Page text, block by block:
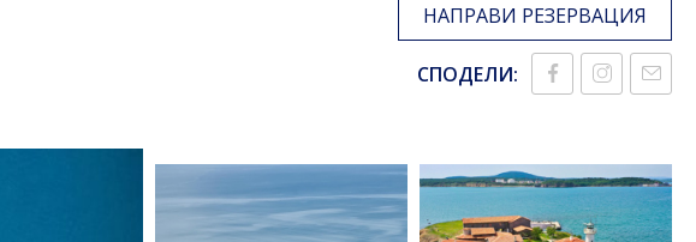
НАПРАВИ РЕЗЕРВАЦИЯ
СПОДЕЛИ: